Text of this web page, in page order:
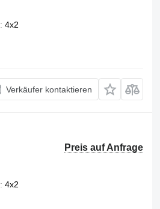
4x2
Verkäufer kontaktieren
Preis auf Anfrage
4x2